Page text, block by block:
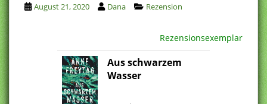
t
e
n
t
August 21, 2020 Dana Rezension
Rezensionsexemplar
Aus schwarzem
Wasser